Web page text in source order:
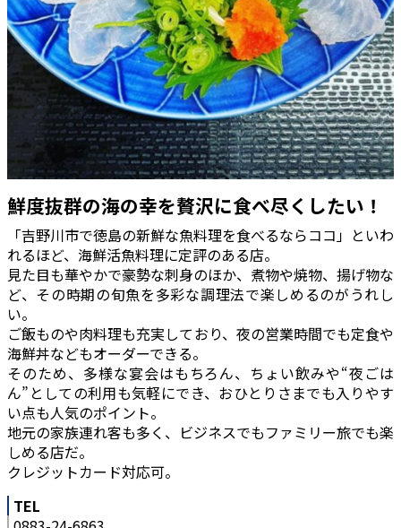
鮮度抜群の海の幸を贅沢に食べ尽くしたい！
「吉野川市で徳島の新鮮な魚料理を食べるならココ」といわ
れるほど、海鮮活魚料理に定評のある店。
見た目も華やかで豪勢な刺身のほか、煮物や焼物、揚げ物な
ど、その時期の旬魚を多彩な調理法で楽しめるのがうれし
い。
ご飯ものや肉料理も充実しており、夜の営業時間でも定食や
海鮮丼などもオーダーできる。
そのため、多様な宴会はもちろん、ちょい飲みや“夜ごは
ん”としての利用も気軽にでき、おひとりさまでも入りやす
い点も人気のポイント。
地元の家族連れ客も多く、ビジネスでもファミリー旅でも楽
しめる店だ。
クレジットカード対応可。
TEL